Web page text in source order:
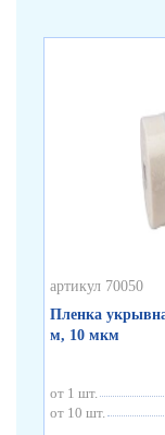
артикул 70050
Пленка
м, 10 мкм
от 1 шт.
от 10 шт.